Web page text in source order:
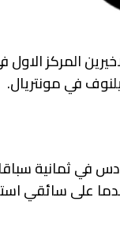
المركز الاول
في مونتريال.
فوزه الـ100 في بطولة